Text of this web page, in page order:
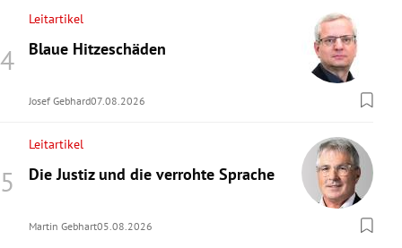
Leitartikel
Blaue Hitzeschäden
Josef Gebhard07.08.2026
Leitartikel
Die Justiz und die verrohte Sprache
Martin Gebhart05.08.2026